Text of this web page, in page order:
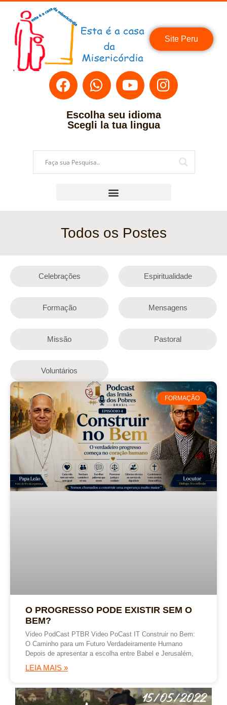
Site Peru
Escolha seu idioma
Scegli la tua lingua
Todos os Postes
Celebrações Espiritualidade
Formação Mensagens
Missão Pastoral
Voluntários
FORMAÇÃO
O PROGRESSO PODE EXISTIR SEM O
BEM?
Video PodCast PTBR Video PoCast IT Construir no Bem:
O Caminho para um Futuro Verdadeiramente Humano
Depois de apresentar a escolha entre Babel e Jerusalém,
LEIA MAIS »